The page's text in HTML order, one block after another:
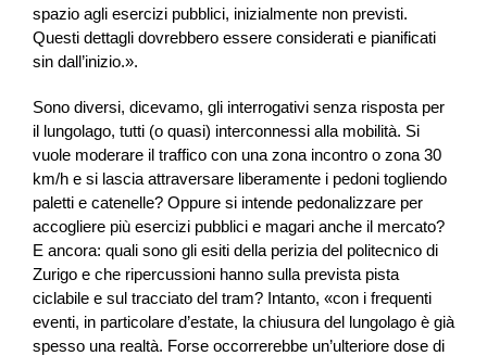
spazio agli esercizi pubblici, inizialmente non previsti.
Questi dettagli dovrebbero essere considerati e pianificati
sin dall’inizio.».
Sono diversi, dicevamo, gli interrogativi senza risposta per
il lungolago, tutti (o quasi) interconnessi alla mobilità. Si
vuole moderare il traffico con una zona incontro o zona 30
km/h e si lascia attraversare liberamente i pedoni togliendo
paletti e catenelle? Oppure si intende pedonalizzare per
accogliere più esercizi pubblici e magari anche il mercato?
E ancora: quali sono gli esiti della perizia del politecnico di
Zurigo e che ripercussioni hanno sulla prevista pista
ciclabile e sul tracciato del tram? Intanto, «con i frequenti
eventi, in particolare d’estate, la chiusura del lungolago è già
spesso una realtà. Forse occorrerebbe un’ulteriore dose di